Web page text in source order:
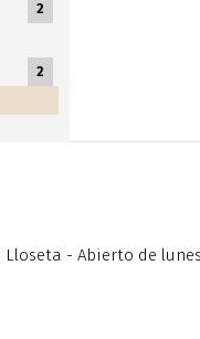
2
2
Lloseta - Abierto de